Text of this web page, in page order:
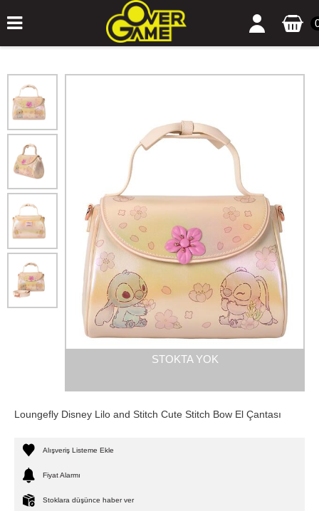
STOKTA YOK
Loungefly Disney Lilo and Stitch Cute Stitch Bow El Çantası
Alışveriş Listeme Ekle
Fiyat Alarmı
Stoklara düşünce haber ver